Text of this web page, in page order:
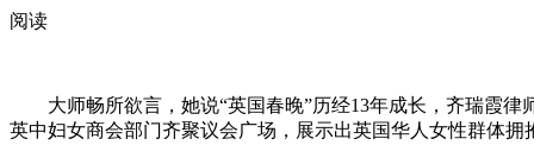
阅读
大师畅所欲言，她说“英国春晚”历经13年成长，齐瑞霞律
英中妇女商会部门齐聚议会广场，展示出英国华人女性群体